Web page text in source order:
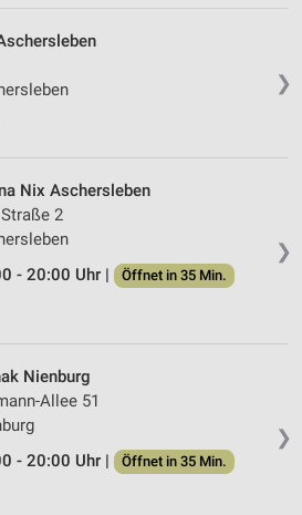
❯
❯
Nix Aschersleben
2
- 20:00 Uhr |
Öffnet in 35 Min.
❯
Nienburg
Allee 51
- 20:00 Uhr |
Öffnet in 35 Min.